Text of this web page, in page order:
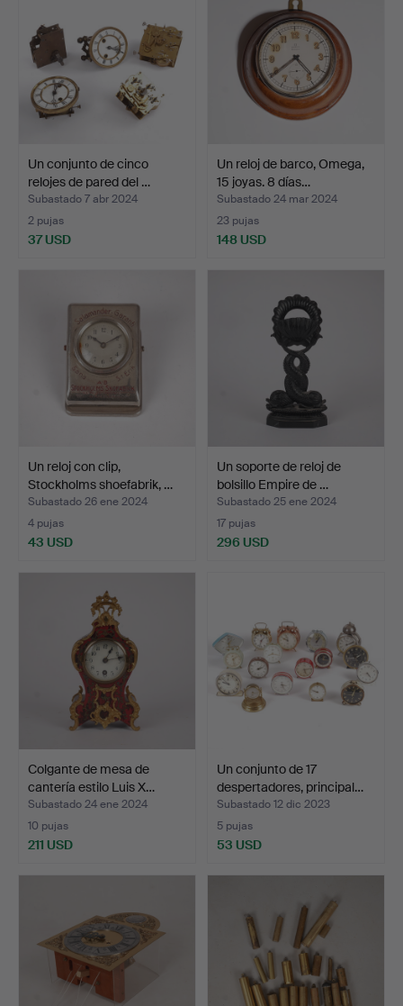
Un conjunto de cinco
relojes de pared del …
Subastado 7 abr 2024
2 pujas
37 USD
Un reloj de barco, Omega,
15 joyas. 8 días…
Subastado 24 mar 2024
23 pujas
148 USD
Un reloj con clip,
Stockholms shoefabrik, …
Subastado 26 ene 2024
4 pujas
43 USD
Un soporte de reloj de
bolsillo Empire de …
Subastado 25 ene 2024
17 pujas
296 USD
Colgante de mesa de
cantería estilo Luis X…
Subastado 24 ene 2024
10 pujas
211 USD
Un conjunto de 17
despertadores, principal…
Subastado 12 dic 2023
5 pujas
53 USD